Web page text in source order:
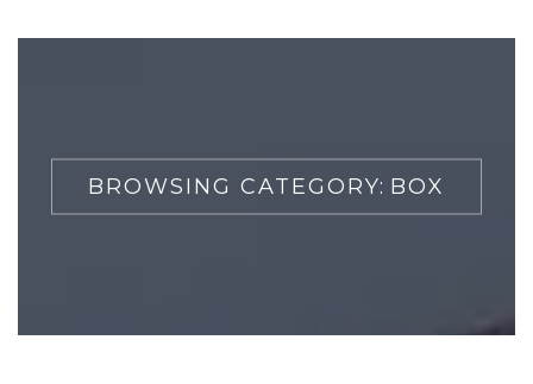
BROWSING CATEGORY: BOX